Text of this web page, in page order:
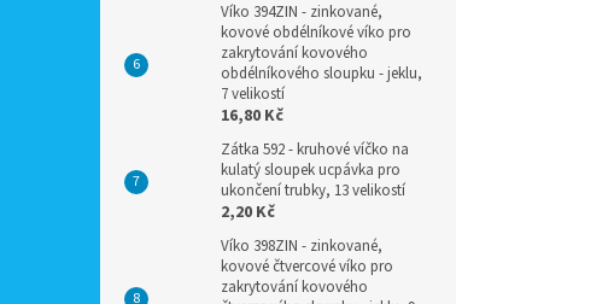
Víko 394ZIN - zinkované,
kovové obdélníkové víko pro
zakrytování kovového
obdélníkového sloupku - jeklu,
7 velikostí
16,80 Kč
Zátka 592 - kruhové víčko na
kulatý sloupek ucpávka pro
ukončení trubky, 13 velikostí
2,20 Kč
Víko 398ZIN - zinkované,
kovové čtvercové víko pro
zakrytování kovového